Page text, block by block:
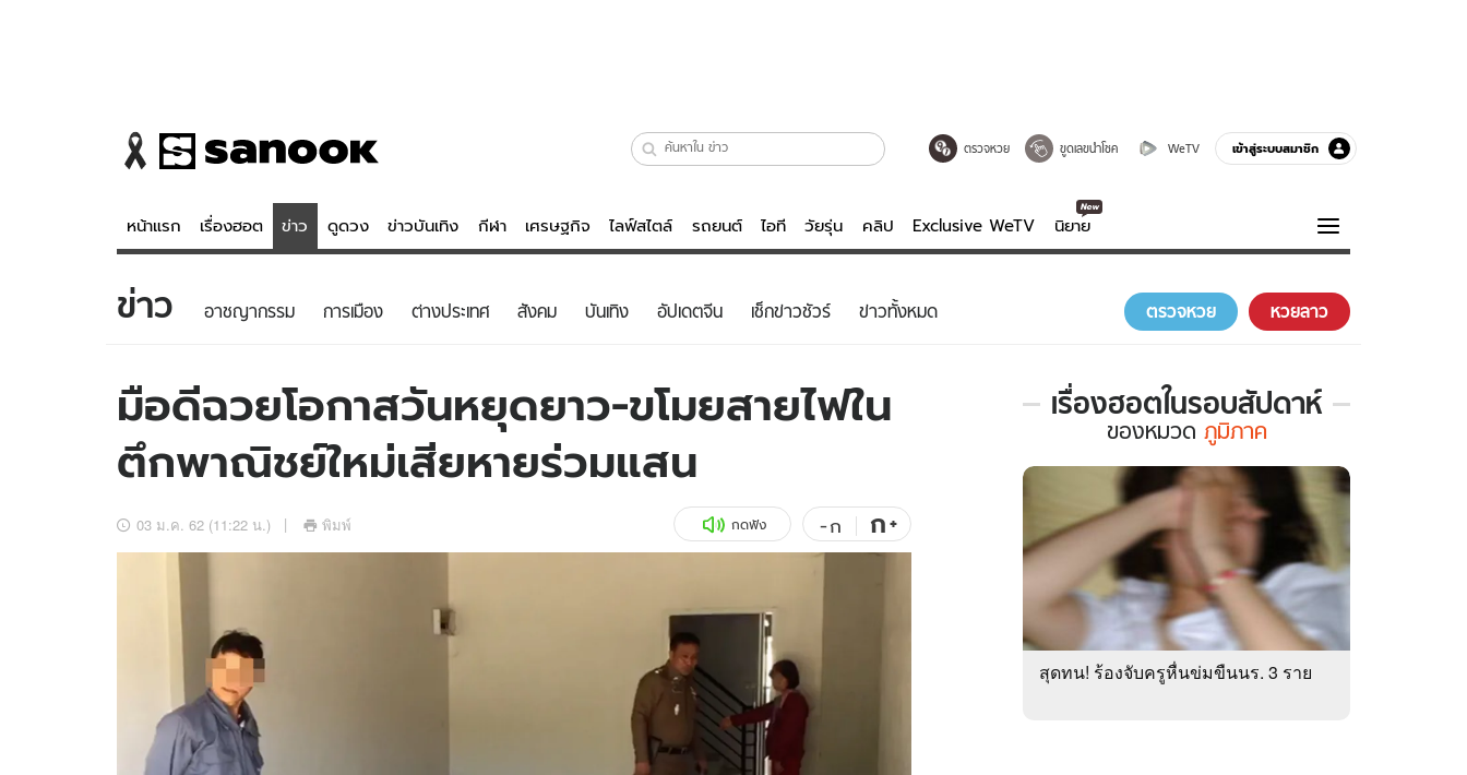
ตรวจหวย ขูดเลขนำโชค WeTV เข้าสู่ระบบสมาชิก
หน้าแรก เรื่องฮอต ข่าว ดูดวง ข่าวบันเทิง กีฬา เศรษฐกิจ ไลฟ์สไตล์ รถยนต์ ไอที วัยรุ่น คลิป Exclusive WeTV นิยาย
ข่าว
ข่าวบันเทิง
ข่าวกีฬา
อัปเดตจีน
เช็กข่าวชัวร์
ดูดวง - ตรวจหวย
สถิติหวยไทย
หวยลาว
ไลฟ์สไตล์
วัยรุ่น
ไอที
รถยนต์
สุขภาพ
เที่ยว-กิน
Sanook Choice
บันเทิงครบรส
ดูทีวี
WeTV
ความรู้รอบตัว
ฮาวทู
ดาวน์โหลดสนุกแอปฟรี
ข่าว อาชญากรรม การเมือง ต่างประเทศ สังคม บันเทิง อัปเดตจีน เช็กข่าวชัวร์ ข่าวทั้งหมด ตรวจหวย หวยลาว
มือดีฉวยโอกาสวันหยุดยาว-ขโมยสายไฟใน
ตึกพาณิชย์ใหม่เสียหายร่วมแสน
03 ม.ค. 62 (11:22 น.) พิมพ์ กดฟัง -ก ก+
เรื่องฮอตในรอบสัปดาห์
เรื่อง
ใน
รอบ
ของ
หมวด
ของหมวด ภูมิภาค
สุดทน! ร้องจับครูหื่นข่มขืนนร. 3 ราย